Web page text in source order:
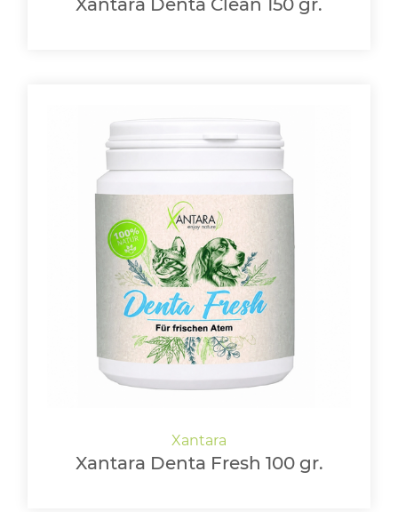
Xantara Denta Clean 150 gr.
Xantara Denta Fresh 100 gr.